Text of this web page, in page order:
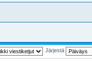
Järjestä